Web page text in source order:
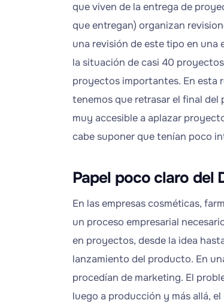
que viven de la entrega de
que entregan) organizan
una revisión de este tipo en una
la situación de casi 40
proyectos importantes. En esta
tenemos que retrasar el final del
muy accesible a aplazar
cabe suponer que tenían poco
Papel poco claro del
En las empresas cosméticas,
un proceso empresarial
en proyectos, desde la idea
lanzamiento del producto. En
procedían de marketing. El
luego a producción y más allá,